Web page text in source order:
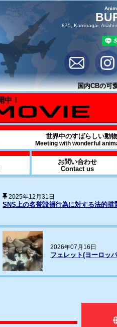
875, Kaminagai,
国内CBの可
世界中のすばらしい動
Meeting with wonderful
お問い合わせ
Contact us
Food &
2026年05月28日
パームシベット
荷しました。